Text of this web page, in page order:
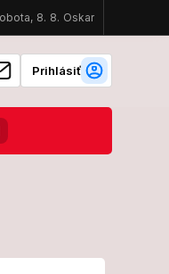
ktorý budú
Prihlásiť